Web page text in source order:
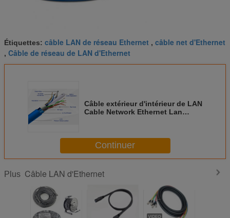
Étiquettes: câble LAN de réseau Ethernet , câble net d'Ethernet
, Câble de réseau de LAN d'Ethernet
Câble extérieur d'intérieur de LAN
Cable Network Ethernet Lan
Continuer
Plus Câble LAN d'Ethernet